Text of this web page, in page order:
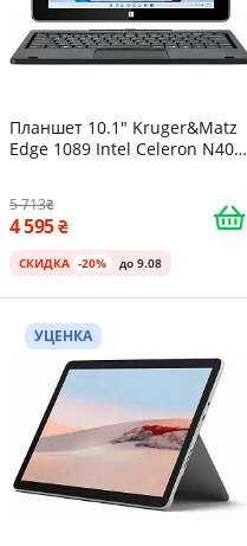
Планшет 10.1" Kruger&Matz
Edge 1089 Intel Celeron N4020
5 713
4 595
СКИДКА -20% до 9.08
УЦЕНКА